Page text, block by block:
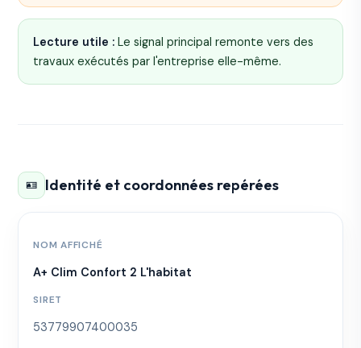
Lecture utile : Le signal principal remonte vers des
travaux exécutés par l'entreprise elle-même.
🪪 Identité et coordonnées repérées
NOM AFFICHÉ
A+ Clim Confort 2 L'habitat
SIRET
53779907400035